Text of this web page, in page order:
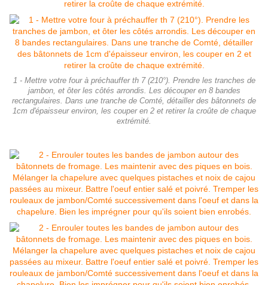
1 - Mettre votre four à préchauffer th 7 (210°). Prendre les tranches de
jambon, et ôter les côtés arrondis. Les découper en 8 bandes
rectangulaires. Dans une tranche de Comté, détailler des bâtonnets de
1cm d'épaisseur environ, les couper en 2 et retirer la croûte de chaque
extrémité.